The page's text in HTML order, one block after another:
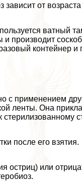
от
ватный
производит
контейнер и
с применением
ленты. Она
после его взятия.
остриц) или